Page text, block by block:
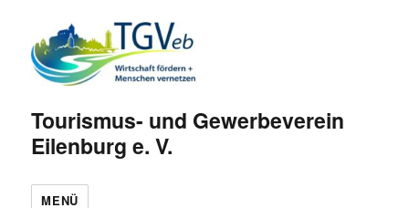
Tourismus- und Gewerbeverein
Eilenburg e. V.
MENÜ